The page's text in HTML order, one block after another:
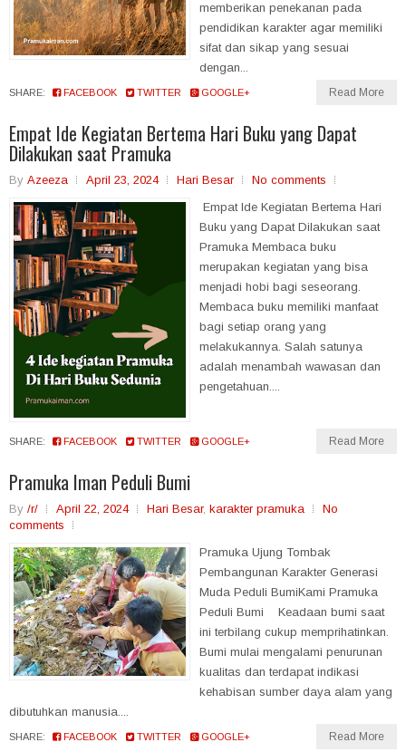
memberikan penekanan pada
pendidikan karakter agar memiliki
sifat dan sikap yang sesuai
dengan...
SHARE: FACEBOOK TWITTER GOOGLE+ Read More
Empat Ide Kegiatan Bertema Hari Buku yang Dapat
Dilakukan saat Pramuka
By Azeeza April 23, 2024 Hari Besar
No comments
Empat Ide Kegiatan Bertema Hari
Buku yang Dapat Dilakukan saat
Pramuka Membaca buku
merupakan kegiatan yang bisa
menjadi hobi bagi seseorang.
Membaca buku memiliki manfaat
bagi setiap orang yang
melakukannya. Salah satunya
adalah menambah wawasan dan
pengetahuan....
SHARE: FACEBOOK TWITTER GOOGLE+ Read More
Pramuka Iman Peduli Bumi
By /r/ April 22, 2024 Hari Besar, karakter pramuka
No
comments
Pramuka Ujung Tombak
Pembangunan Karakter Generasi
Muda Peduli BumiKami Pramuka
Peduli Bumi Keadaan bumi saat
ini terbilang cukup memprihatinkan.
Bumi mulai mengalami penurunan
kualitas dan terdapat indikasi
kehabisan sumber daya alam yang
dibutuhkan manusia....
SHARE: FACEBOOK TWITTER GOOGLE+ Read More